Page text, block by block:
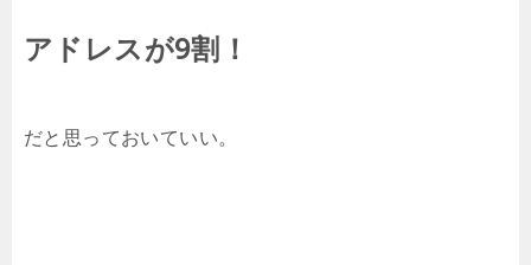
アドレスが9割！
だと思っておいていい。